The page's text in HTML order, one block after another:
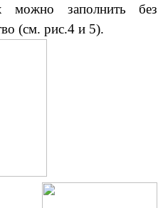
можно заполнить без
(см. рис.4 и 5).